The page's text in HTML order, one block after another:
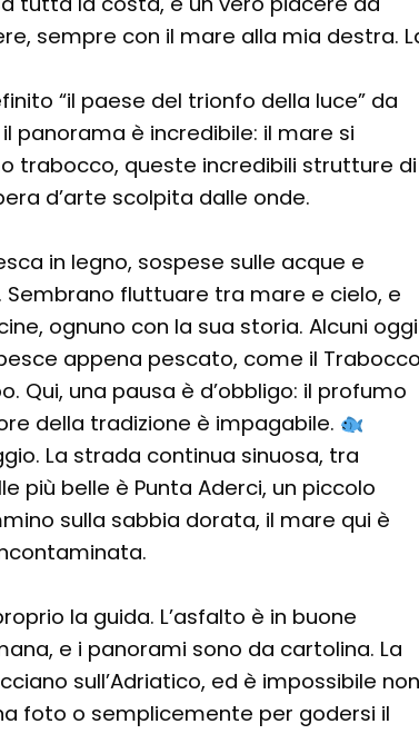
sempre con il mare alla mia destra.
“il paese del trionfo della luce” da
il panorama è incredibile: il mare si
trabocco, queste incredibili strutture di
d’arte scolpita dalle onde.
in legno, sospese sulle acque e
fluttuare tra mare e cielo, e
ognuno con la sua storia. Alcuni oggi
appena pescato, come il
Qui, una pausa è d’obbligo: il profumo
della tradizione è impagabile.
La strada continua sinuosa, tra
più belle è Punta Aderci, un piccolo
sulla sabbia dorata, il mare qui è
la guida. L’asfalto è in buone
e i panorami sono da cartolina. La
sull’Adriatico, ed è impossibile non
foto o semplicemente per godersi il